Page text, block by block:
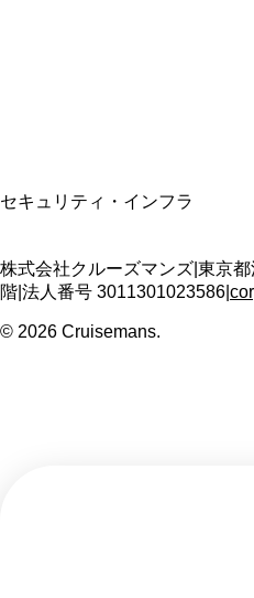
セキュリティ・インフラ
株式会社クルーズマンズ 東京
階 法人番号 3011301023586
© 2026 Cruisemans.